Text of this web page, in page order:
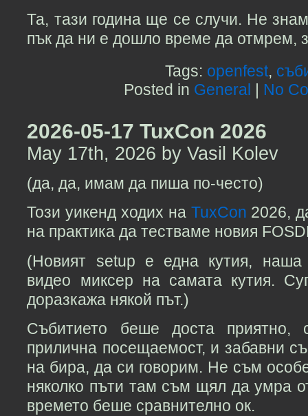
Та, тази година ще се случи. Не
пък да ни е дошло време да отмрем,
Tags: openfest,
Posted in General | No
2026-05-17 TuxCon 2026
May 17th, 2026 by Vasil Kolev
(да, да, имам да пиша по-често)
Този уикенд ходих на TuxCon 2026,
на практика да тестваме новия
(Новият setup е една кутия, наша
видео миксер на самата кутия.
доразкажа някой път.)
Събитието беше доста приятно,
прилична посещаемост, и забавни
на бира, да си говорим. Не съм
няколко пъти там съм щял да умра
времето беше сравнително ок.